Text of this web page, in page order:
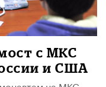
с МКС
и США